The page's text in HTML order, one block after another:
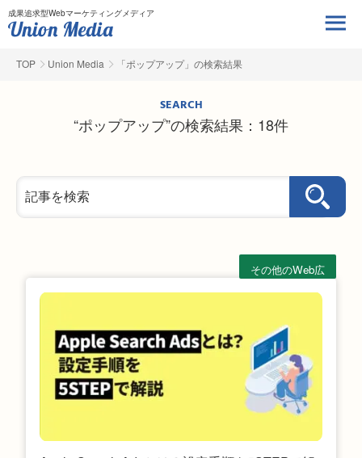
成果追求型Webマーケティングメディア
TOP Union Media 「ポップアップ」の検索結果
SEARCH
“ポップアップ”の検索結果：18件
その他のWeb広